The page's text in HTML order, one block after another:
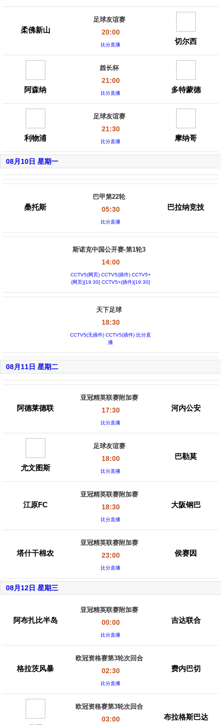
柔佛新山
足球友谊赛
20:00
比分直播 切尔西
阿森纳
酋长杯
21:00
比分直播 多特蒙德
利物浦
足球友谊赛
21:30
比分直播 摩纳哥
08月10日 星期一
桑托斯
巴甲第22轮
05:30
比分直播
巴拉纳竞技
斯诺克中国公开赛-第1轮3
14:00
CCTV5(网页) CCTV5(插件) CCTV5+
(网页)[19:30] CCTV5+(插件)[19:30]
天下足球
18:30
CCTV5(无插件) CCTV5(插件) 比分直
播
08月11日 星期二
阿德莱德联
亚冠精英联赛附加赛
17:30
比分直播
河内公安
尤文图斯
足球友谊赛
18:00
比分直播
巴勒莫
江原FC
亚冠精英联赛附加赛
18:30
比分直播
大阪钢巴
塔什干棉农
亚冠精英联赛附加赛
23:00
比分直播
侯赛因
08月12日 星期三
阿布扎比半岛
亚冠精英联赛附加赛
00:00
比分直播
吉达联合
格拉茨风暴
欧冠资格赛第3轮次回合
02:30
比分直播
费内巴切
欧冠资格赛第3轮次回合
03:00 布拉格斯巴达